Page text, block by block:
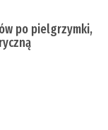
po pielgrzymki,